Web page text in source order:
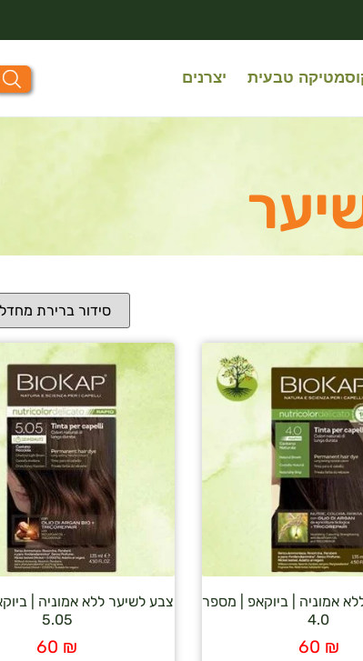
טבעית יצרנים
אמוניה | ביוקאפ | מספר
4.0
60 ₪
צבע לשיער ללא אמוניה |
5.05
60 ₪